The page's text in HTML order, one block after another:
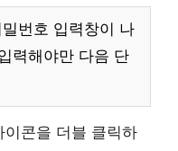
번호 입력창이 나
력해야만 다음 단
이콘을 더블 클릭하